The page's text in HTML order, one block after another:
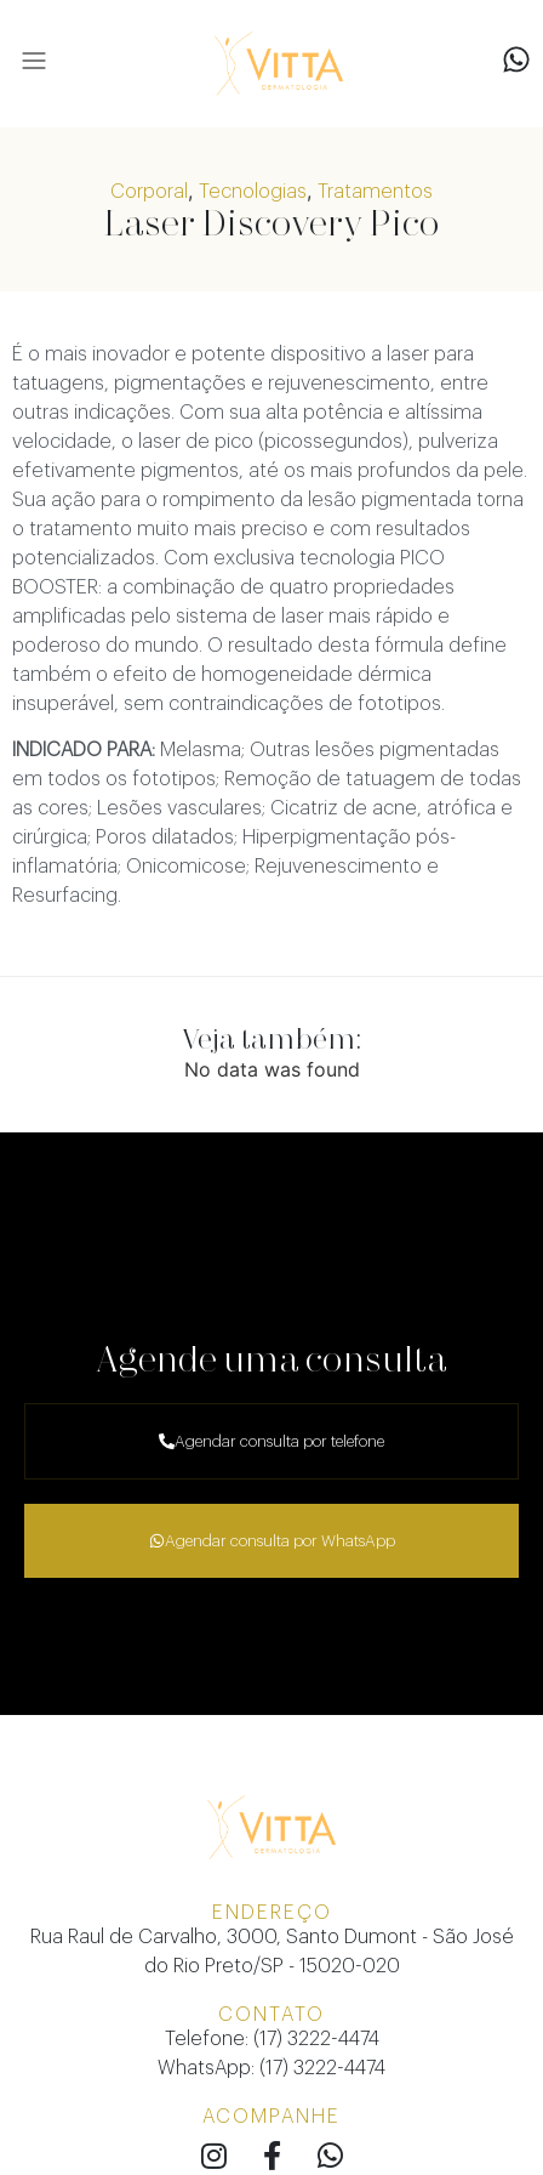
Corporal , Tecnologias, Tratamentos
Laser Discovery Pico
É o mais inovador e potente dispositivo a laser para
tatuagens, pigmentações e rejuvenescimento, entre
outras indicações. Com sua alta potência e altíssima
velocidade, o laser de pico (picossegundos), pulveriza
efetivamente pigmentos, até os mais profundos da pele.
Sua ação para o rompimento da lesão pigmentada torna
o tratamento muito mais preciso e com resultados
potencializados. Com exclusiva tecnologia PICO
BOOSTER: a combinação de quatro propriedades
amplificadas pelo sistema de laser mais rápido e
poderoso do mundo. O resultado desta fórmula define
também o efeito de homogeneidade dérmica
insuperável, sem contraindicações de fototipos.
INDICADO PARA: Melasma; Outras lesões pigmentadas
em todos os fototipos; Remoção de tatuagem de todas
as cores; Lesões vasculares; Cicatriz de acne, atrófica e
cirúrgica; Poros dilatados; Hiperpigmentação pós-
inflamatória; Onicomicose; Rejuvenescimento e
Resurfacing.
Veja também:
No data was found
Agende uma consulta
Agendar consulta por WhatsApp
Agendar consulta por telefone
ENDEREÇO
Rua Raul de Carvalho, 3000, Santo Dumont - São José
do Rio Preto/SP - 15020-020
CONTATO
Telefone: (17) 3222-4474
WhatsApp: (17) 3222-4474
ACOMPANHE